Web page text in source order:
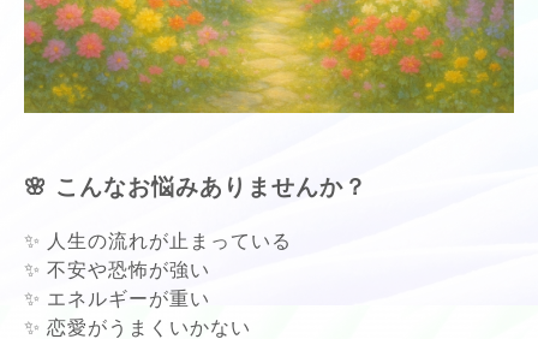
🌸 こんなお悩みありませんか？
✨ 人生の流れが止まっている
✨ 不安や恐怖が強い
✨ エネルギーが重い
✨ 恋愛がうまくいかない